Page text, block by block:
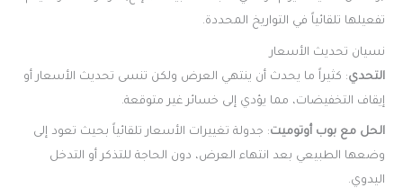
تفعيلها تلقائياً في التواريخ المحددة.
نسيان تحديث الأسعار
التحدي: كثيراً ما يحدث أن ينتهي العرض ولكن تنسى تحديث الأسعار أو
إيقاف التخفيضات، مما يؤدي إلى خسائر غير متوقعة.
الحل مع بوب أوتوميت: جدولة تغييرات الأسعار تلقائياً بحيث تعود إلى
وضعها الطبيعي بعد انتهاء العرض، دون الحاجة للتذكر أو التدخل
اليدوي.